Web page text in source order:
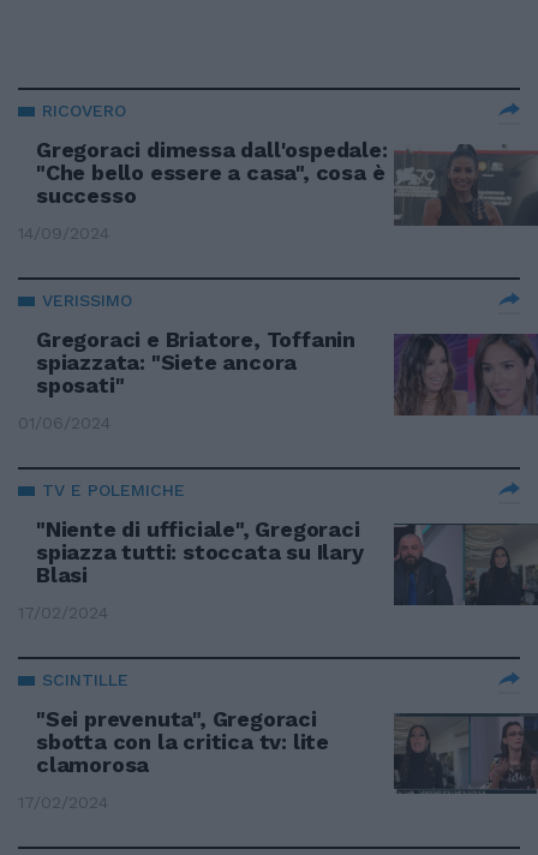
RICOVERO
Gregoraci dimessa dall'ospedale:
"Che bello essere a casa", cosa è
successo
14/09/2024
VERISSIMO
Gregoraci e Briatore, Toffanin
spiazzata: "Siete ancora
sposati"
01/06/2024
TV E POLEMICHE
"Niente di ufficiale", Gregoraci
spiazza tutti: stoccata su Ilary
Blasi
17/02/2024
SCINTILLE
"Sei prevenuta", Gregoraci
sbotta con la critica tv: lite
clamorosa
17/02/2024